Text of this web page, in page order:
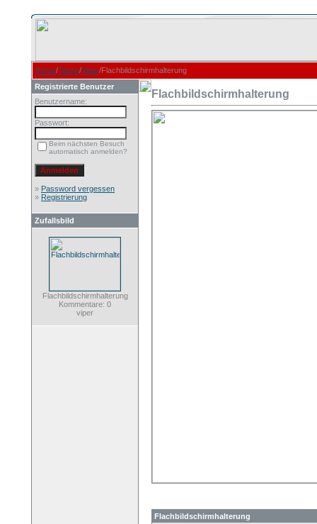
Home/Tango/Viper/Flachbildschirmhalterung
Registrierte Benutzer
Benutzername:
Passwort:
Beim nächsten Besuch
automatisch anmelden?
» Password vergessen
» Registrierung
Zufallsbild
Flachbildschirmhalterung
Kommentare: 0
viper
Flachbildschirmhalterung
Flachbildschirmhalterung